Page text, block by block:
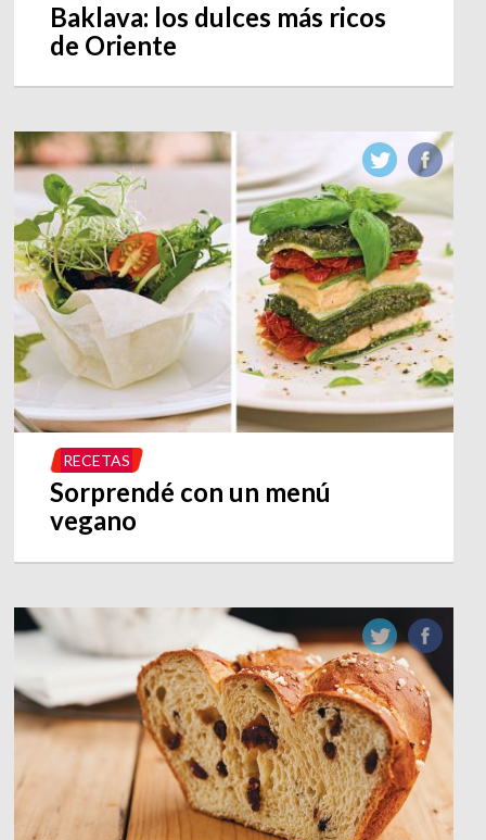
Baklava: los dulces más ricos
de Oriente
RECETAS
Sorprendé con un menú
vegano